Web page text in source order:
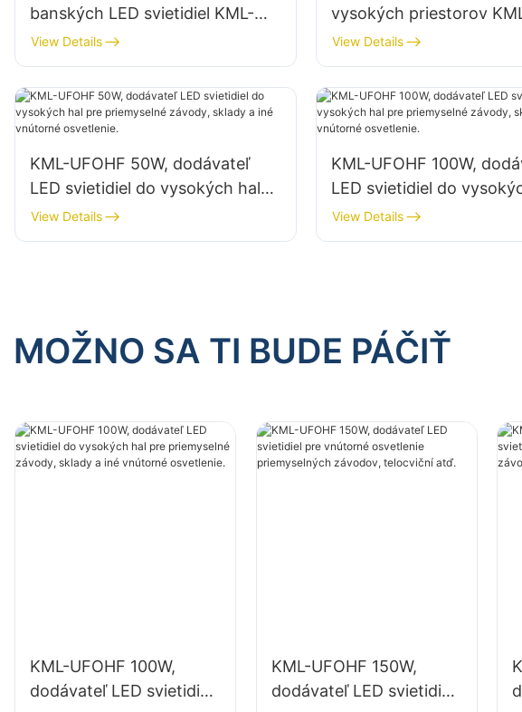
banských LED svietidiel KML-
HB30 150W pre vnútorné
priestory, ako sú telocvične a
sklady.
View Details
vysokých priestorov
s výkonom 150 W pre
priestory, ako sú
dielne a sklady.
View Details
KML-UFOHF 50W, dodávateľ
LED svietidiel do vysokých hal
pre priemyselné závody, sklady
a iné vnútorné osvetlenie.
View Details
KML-UFOHF 100W,
LED svietidiel do
pre priemyselné závody,
a iné vnútorné
View Details
MOŽNO SA TI BUDE PÁČIŤ
KML-UFOHF 100W,
dodávateľ LED svietidiel
KML-UFOHF 150W,
dodávateľ LED svietidiel